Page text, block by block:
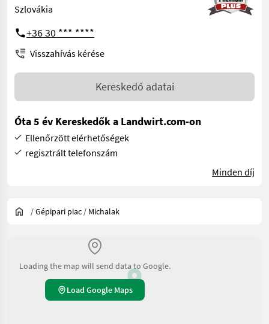
Szlovákia
+36 30 *** ****
Visszahívás kérése
Kereskedő adatai
Óta 5 év Kereskedők a Landwirt.com-on
Ellenőrzött elérhetőségek
regisztrált telefonszám
Minden díj
/Gépipari piac / Michalak
Loading the map will send data to Google.
Load Google Maps